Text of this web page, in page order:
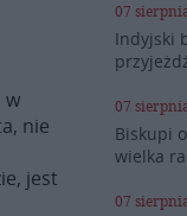
w
nie
jest
07
Indyjski
07
Biskupi
wielka
07